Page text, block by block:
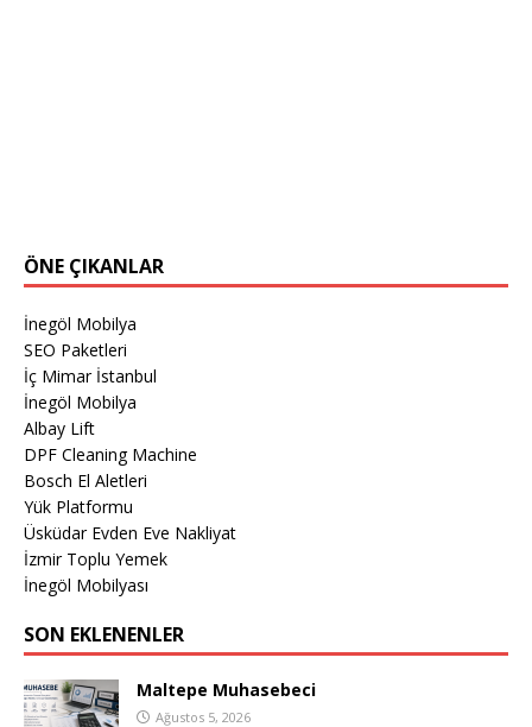
ÖNE ÇIKANLAR
İnegöl Mobilya
SEO Paketleri
İç Mimar İstanbul
İnegöl Mobilya
Albay Lift
DPF Cleaning Machine
Bosch El Aletleri
Yük Platformu
Üsküdar Evden Eve Nakliyat
İzmir Toplu Yemek
İnegöl Mobilyası
SON EKLENENLER
Maltepe Muhasebeci
Ağustos 5, 2026